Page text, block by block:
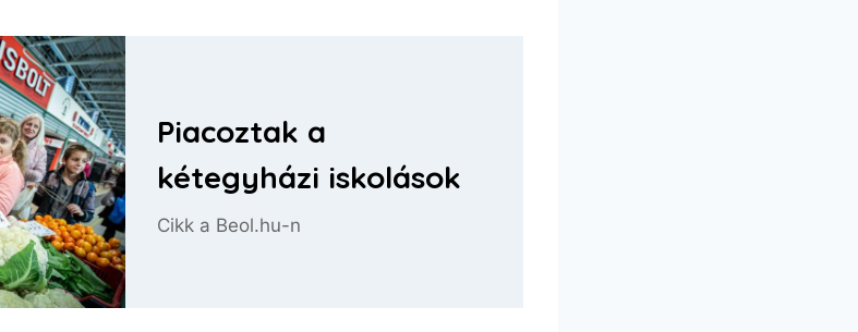
Piacoztak a
kétegyházi iskolások
Cikk a Beol.hu-n